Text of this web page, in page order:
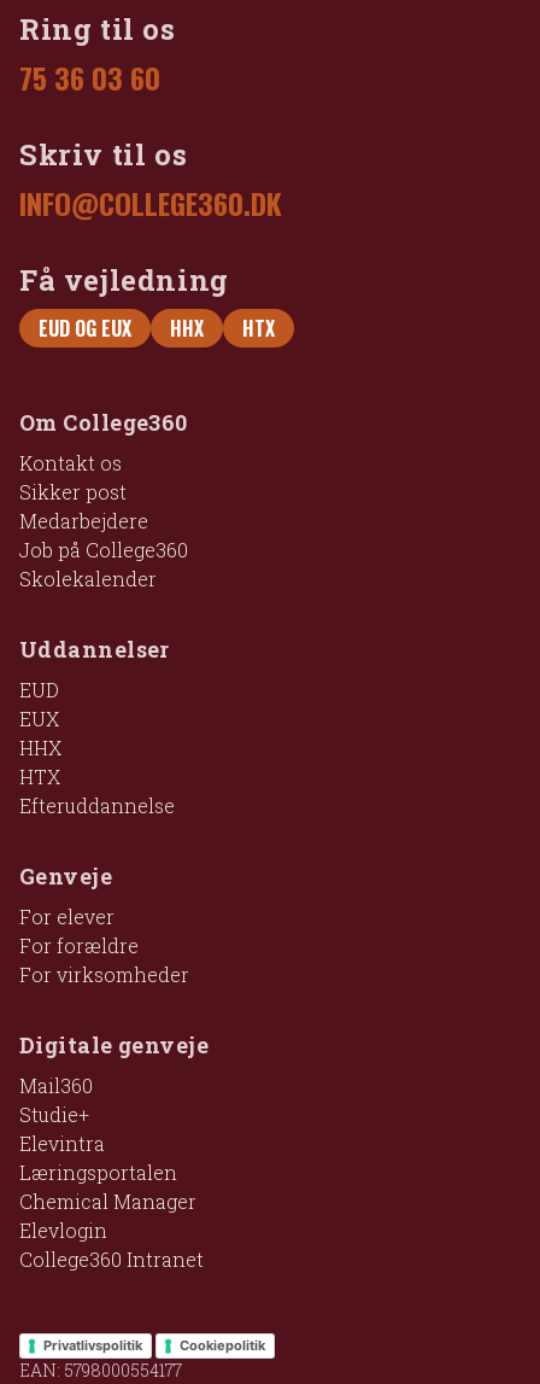
Ring til os
75 36 03 60
Skriv til os
INFO@COLLEGE360.DK
Få vejledning
EUD OG EUX HHX HTX
Om College360
Kontakt os
Sikker post
Medarbejdere
Job på College360
Skolekalender
Uddannelser
EUD
EUX
HHX
HTX
Efteruddannelse
Genveje
For elever
For forældre
For virksomheder
Digitale genveje
Mail360
Studie+
Elevintra
Læringsportalen
Chemical Manager
Elevlogin
College360 Intranet
Privatlivspolitik Cookiepolitik
EAN: 5798000554177